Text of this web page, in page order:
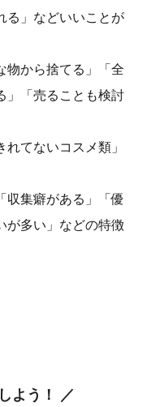
る」などいいことが
物から捨てる」「全
」「売ることも検討
れてないコスメ類」
収集癖がある」「優
が多い」などの特徴
よう！ ／